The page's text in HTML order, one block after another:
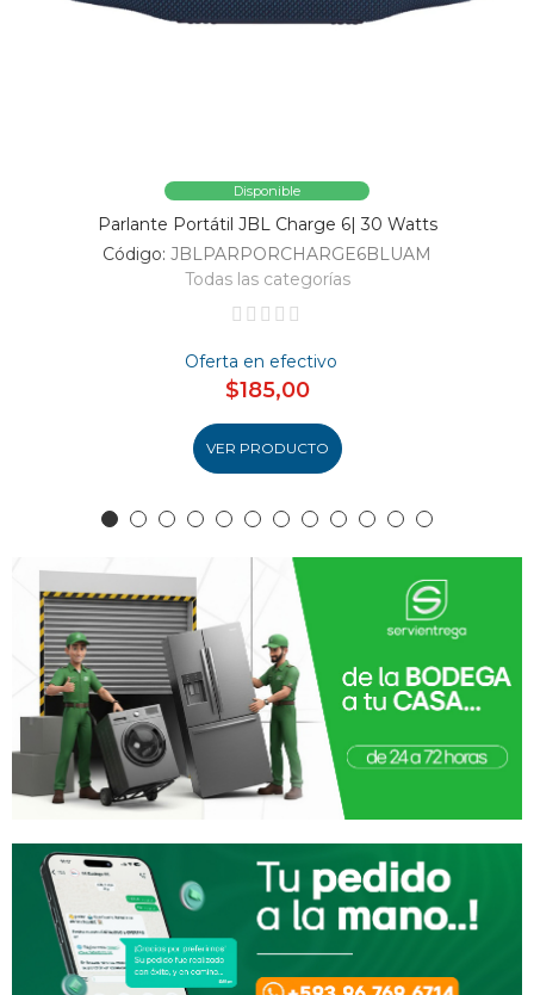
Disponible
Parlante Portátil JBL Charge 6| 30 Watts
Código: JBLPARPORCHARGE6BLUAM
Todas las categorías
Oferta en efectivo
$185,00
VER PRODUCTO